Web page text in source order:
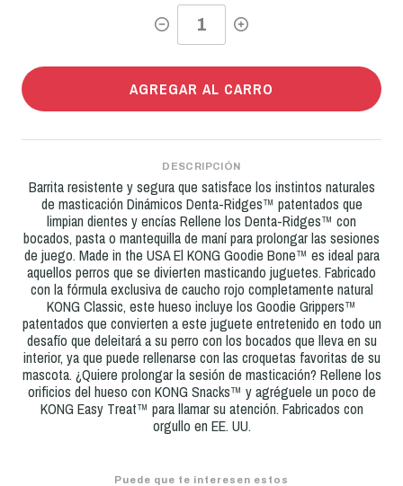
AGREGAR AL CARRO
DESCRIPCIÓN
Barrita resistente y segura que satisface los instintos naturales
de masticación Dinámicos Denta-Ridges™ patentados que
limpian dientes y encías Rellene los Denta-Ridges™ con
bocados, pasta o mantequilla de maní para prolongar las sesiones
de juego. Made in the USA El KONG Goodie Bone™ es ideal para
aquellos perros que se divierten masticando juguetes. Fabricado
con la fórmula exclusiva de caucho rojo completamente natural
KONG Classic, este hueso incluye los Goodie Grippers™
patentados que convierten a este juguete entretenido en todo un
desafío que deleitará a su perro con los bocados que lleva en su
interior, ya que puede rellenarse con las croquetas favoritas de su
mascota. ¿Quiere prolongar la sesión de masticación? Rellene los
orificios del hueso con KONG Snacks™ y agréguele un poco de
KONG Easy Treat™ para llamar su atención. Fabricados con
orgullo en EE. UU.
Puede que te interesen estos